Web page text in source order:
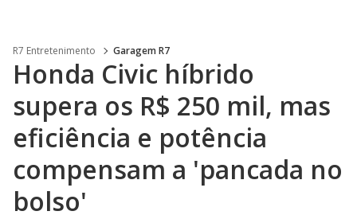
R7 Entretenimento Garagem R7
Honda Civic híbrido
supera os R$ 250 mil, mas
eficiência e potência
compensam a 'pancada no
bolso'